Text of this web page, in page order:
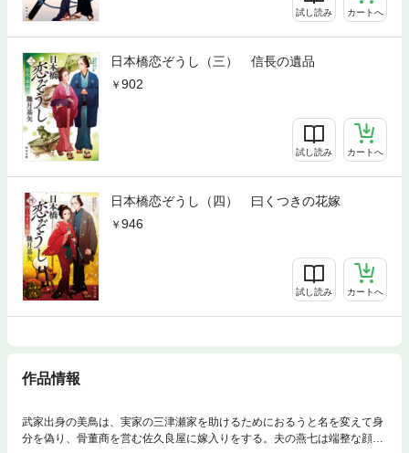
試し読み カートへ
日本橋恋ぞうし（三） 信長の遺品
902
試し読み カートへ
日本橋恋ぞうし（四） 曰くつきの花嫁
946
試し読み カートへ
作品情報
武家出身の美鳥は、実家の三津瀬家を助けるためにおるうと名を変えて身
分を偽り、骨董商を営む佐久良屋に嫁入りをする。夫の燕七は端整な顔立